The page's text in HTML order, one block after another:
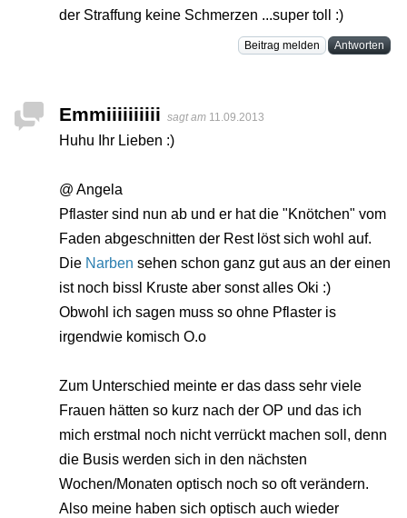
der Straffung keine Schmerzen ...super toll :)
Beitrag melden Antworten
Emmiiiiiiiiii sagt am 11.09.2013
Huhu Ihr Lieben :)
@ Angela
Pflaster sind nun ab und er hat die "Knötchen" vom
Faden abgeschnitten der Rest löst sich wohl auf.
Die Narben sehen schon ganz gut aus an der einen
ist noch bissl Kruste aber sonst alles Oki :)
Obwohl ich sagen muss so ohne Pflaster is
irgendwie komisch O.o
Zum Unterschied meinte er das dass sehr viele
Frauen hätten so kurz nach der OP und das ich
mich erstmal noch nicht verrückt machen soll, denn
die Busis werden sich in den nächsten
Wochen/Monaten optisch noch so oft verändern.
Also meine haben sich optisch auch wieder